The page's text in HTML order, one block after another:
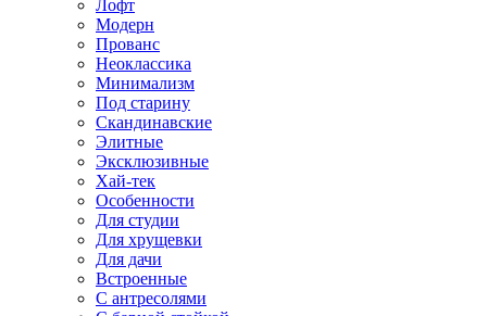
Лофт
Модерн
Прованс
Неоклассика
Минимализм
Под старину
Скандинавские
Элитные
Эксклюзивные
Хай-тек
Особенности
Для студии
Для хрущевки
Для дачи
Встроенные
С антресолями